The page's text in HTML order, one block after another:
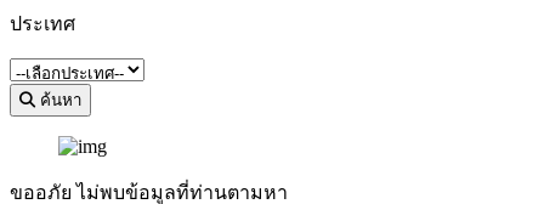
ประเทศ
ค้นหา
ขออภัย ไม่พบข้อมูลที่ท่านตามหา